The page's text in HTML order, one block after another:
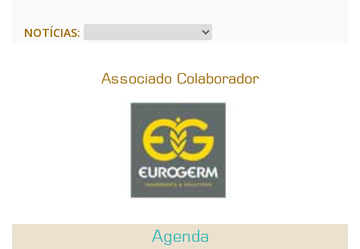
NOTÍCIAS:
Associado Colaborador
Agenda